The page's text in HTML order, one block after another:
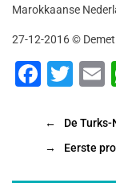
Marokkaanse
27-12-2016 ©
F
c
e
b
T
tt
er l
←
De
→
Eerste